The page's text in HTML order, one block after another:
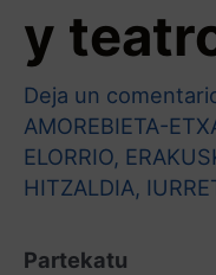
y
Deja un
AMOREBIETA-
ELORRIO,
HITZALDIA,
Partekatu